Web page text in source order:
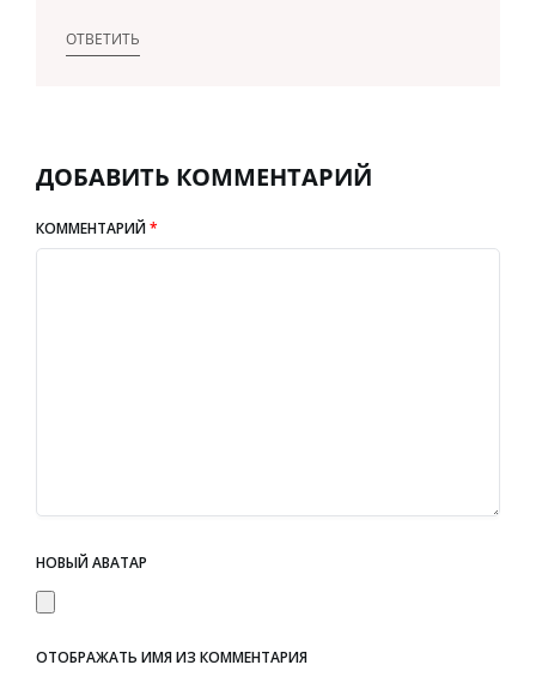
ОТВЕТИТЬ
ДОБАВИТЬ КОММЕНТАРИЙ
КОММЕНТАРИЙ*
НОВЫЙ АВАТАР
ОТОБРАЖАТЬ ИМЯ ИЗ КОММЕНТАРИЯ